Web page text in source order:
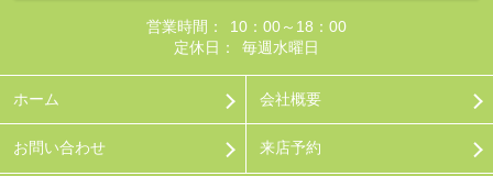
営業時間：
10：00～18：00
定休日：
毎週水曜日
ホーム 会社概要
お問い合わせ 来店予約